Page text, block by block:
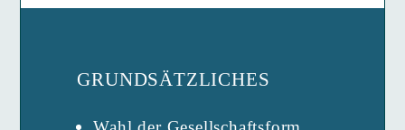
GRUNDSÄTZLICHES